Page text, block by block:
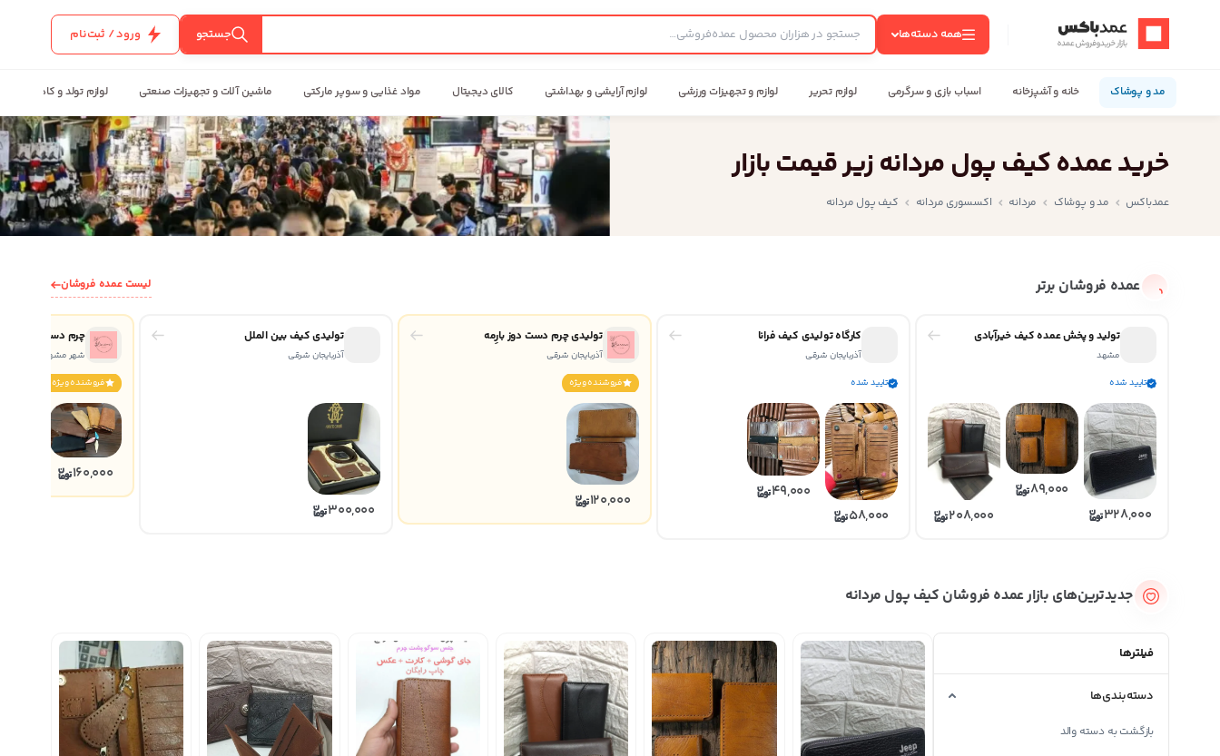
عمدباکس — بازگشت به صفحه اصلی همه دسته‌ها جستجو ورود / ثبت‌نام
مد و پوشاک خانه و آشپزخانه اسباب بازی و سرگرمی لوازم تحریر لوازم و تجهیزات ورزشی لوازم آرایشی و بهداشتی کالای دیجیتال مواد غذایی و سوپر مارکتی ماشین آلات و تجهیزات صنعتی لوازم تولد و کادویی
خرید عمده کیف پول مردانه زیر قیمت بازار
عمدباکس مد و پوشاک مردانه اکسسوری مردانه کیف پول مردانه
عمده فروشان برتر لیست عمده فروشان
تولید و پخش عمده کیف خیرآبادی
مشهد
تایید شده
328,000
89,000
208,000
کارگاه تولیدی کیف فرانا
آذربایجان شرقی
تایید شده
58,000
49,000
تولیدی چرم دست دوز بارِمه
آذربایجان شرقی
فروشنده ويژه
120,000
تولیدی کیف بین الملل
آذربایجان شرقی
300,000
چرم دست دوز بارِمه
شهر مشهد
فروشنده ويژه
160,000
جدیدترین‌های بازار عمده فروشان کیف پول مردانه
فیلترها
دسته‌بندی‌ها
بازگشت به دسته والد